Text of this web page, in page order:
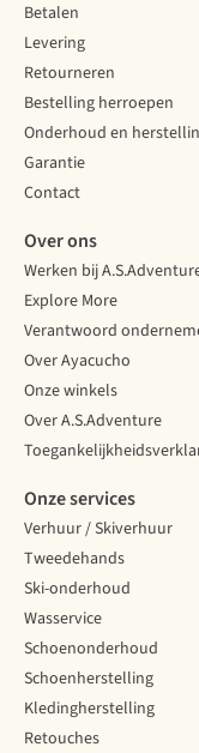
Betalen
Levering
Retourneren
Bestelling herroepen
Onderhoud en
Garantie
Contact
Over ons
Werken bij
Explore More
Verantwoord
Over Ayacucho
Onze winkels
Over A.S.Adventure
Onze services
Verhuur / Skiverhuur
Tweedehands
Ski-onderhoud
Wasservice
Schoenonderhoud
Schoenherstelling
Kledingherstelling
Retouches